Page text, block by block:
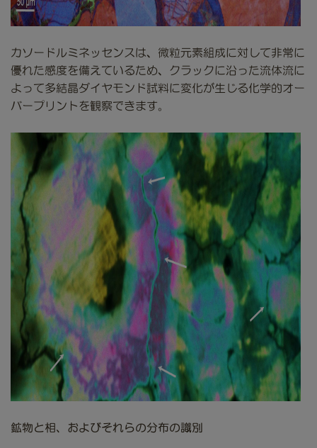
カソードルミネッセンスは、微粒元素組成に対して非常に
優れた感度を備えているため、クラックに沿った流体流に
よって多結晶ダイヤモンド試料に変化が生じる化学的オー
バープリントを観察できます。
鉱物と相、およびそれらの分布の識別